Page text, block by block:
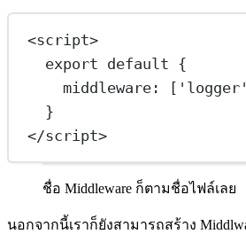
<script>
export default {
middleware: [ 'logger'
}
</script>
ชื่อ Middleware ก็ตามชื่อไฟล์เลย
นอกจากนี้เราก็ยังสามารถสร้าง